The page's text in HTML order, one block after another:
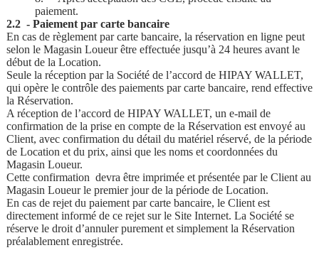
paiement.
2.2 - Paiement par carte bancaire
En cas de règlement par carte bancaire, la réservation en ligne peut
selon le Magasin Loueur être effectuée jusqu’à 24 heures avant le
début de la Location.
Seule la réception par la Société de l’accord de HIPAY WALLET,
qui opère le contrôle des paiements par carte bancaire, rend effective
la Réservation.
A réception de l’accord de HIPAY WALLET, un e-mail de
confirmation de la prise en compte de la Réservation est envoyé au
Client, avec confirmation du détail du matériel réservé, de la période
de Location et du prix, ainsi que les noms et coordonnées du
Magasin Loueur.
Cette confirmation devra être imprimée et présentée par le Client au
Magasin Loueur le premier jour de la période de Location.
En cas de rejet du paiement par carte bancaire, le Client est
directement informé de ce rejet sur le Site Internet. La Société se
réserve le droit d’annuler purement et simplement la Réservation
préalablement enregistrée.